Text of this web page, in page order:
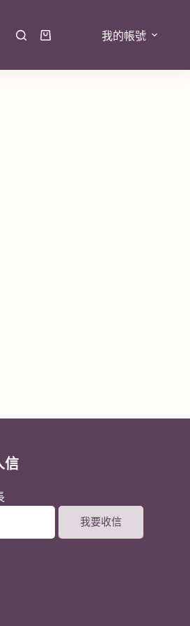
我的帳號
信
我要收信